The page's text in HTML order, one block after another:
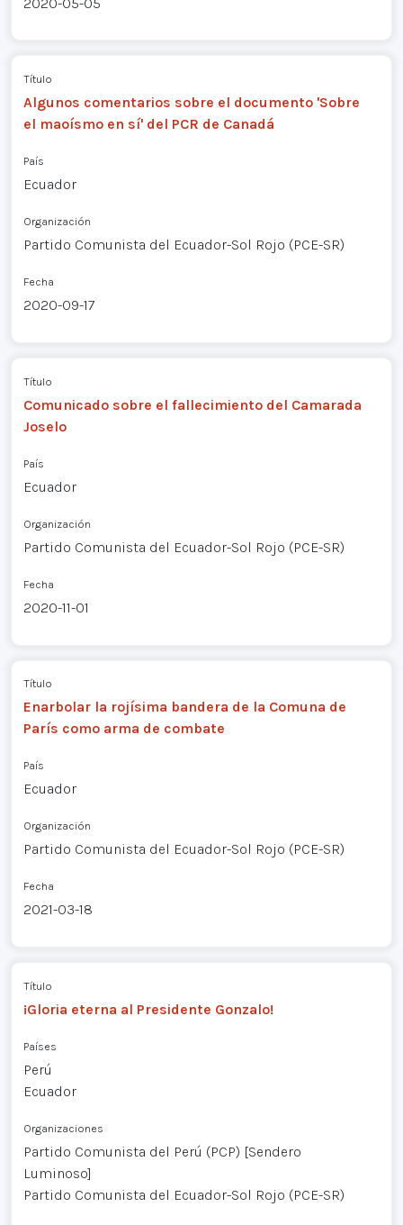
Título
Algunos comentarios sobre el documento 'Sobre
el maoísmo en sí' del PCR de Canadá
País
Ecuador
Organización
Partido Comunista del Ecuador-Sol Rojo (PCE-SR)
Fecha
2020-09-17
Título
Comunicado sobre el fallecimiento del Camarada
Joselo
País
Ecuador
Organización
Partido Comunista del Ecuador-Sol Rojo (PCE-SR)
Fecha
2020-11-01
Título
Enarbolar la rojísima bandera de la Comuna de
París como arma de combate
País
Ecuador
Organización
Partido Comunista del Ecuador-Sol Rojo (PCE-SR)
Fecha
2021-03-18
Título
¡Gloria eterna al Presidente Gonzalo!
Países
Perú
Ecuador
Organizaciones
Partido Comunista del Perú (PCP) [Sendero
Luminoso]
Partido Comunista del Ecuador-Sol Rojo (PCE-SR)